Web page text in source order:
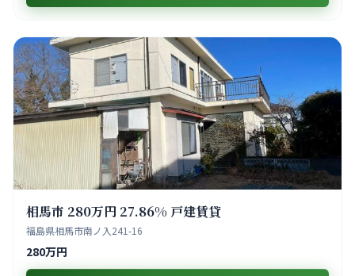
相馬市 280万円 27.86% 戸建賃貸
福島県相馬市南ノ入241-16
280万円